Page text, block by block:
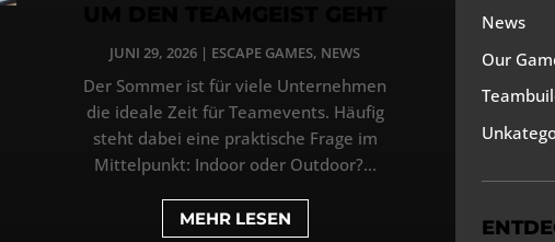
JUNI 29, 2026 | ESCAPE GAMES, NEWS
Der Sommer ist für viele Unternehmen
die ideale Zeit für Teamevents. Häufig
steht dabei eine praktische Frage im
Mittelpunkt: Indoor oder Outdoor?...
MEHR LESEN
News
Our